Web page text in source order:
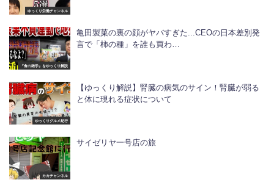
ゆっくり労働チャンネル
『食の雑学』をゆっくり解説
亀田製菓の裏の顔がヤバすぎた...CEOの日本差別発
言で「柿の種」を誰も買わ…
ゆっくりグルメ紀行
【ゆっくり解説】腎臓の病気のサイン！腎臓が弱る
と体に現れる症状について
カカチャンネル
サイゼリヤ一号店の旅